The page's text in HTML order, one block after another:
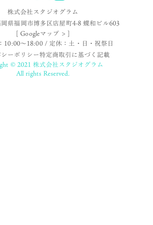
株式会社スタジオグラム
県福岡市博多区店屋町4-8 蝶和ビル603
[ Googleマップ > ]
10:00〜18:00 / 定休：土・日・祝祭日
ーポリシー特定商取引に基づく記載
© 2021 株式会社スタジオグラム
All rights Reserved.